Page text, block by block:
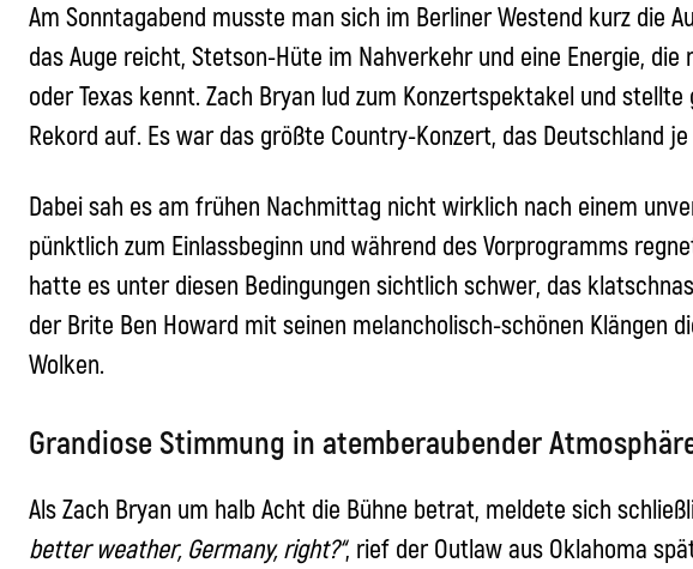
Am Sonntagabend musste man sich im Berliner Westend kurz die
das Auge reicht, Stetson-Hüte im Nahverkehr und eine Energie,
oder Texas kennt.Zach Bryan lud zum Konzertspektakel und
Rekord auf. Es war das größte Country-Konzert, das Deutschland
Dabei sah es am frühen Nachmittag nicht wirklich nach einem
pünktlich zum Einlassbeginn und während des Vorprogramms
hatte es unter diesen Bedingungen sichtlich schwer, das
der Brite Ben Howard mit seinen melancholisch-schönen Klängen
Wolken.
Grandiose Stimmung in atemberaubender
AlsZach Bryan um halb Acht die Bühne betrat, meldete sich
better weather, Germany, right?“, rief der Outlaw aus Oklahoma